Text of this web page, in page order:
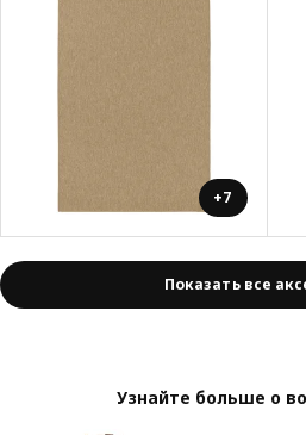
+7
Показать все
Узнайте больше о